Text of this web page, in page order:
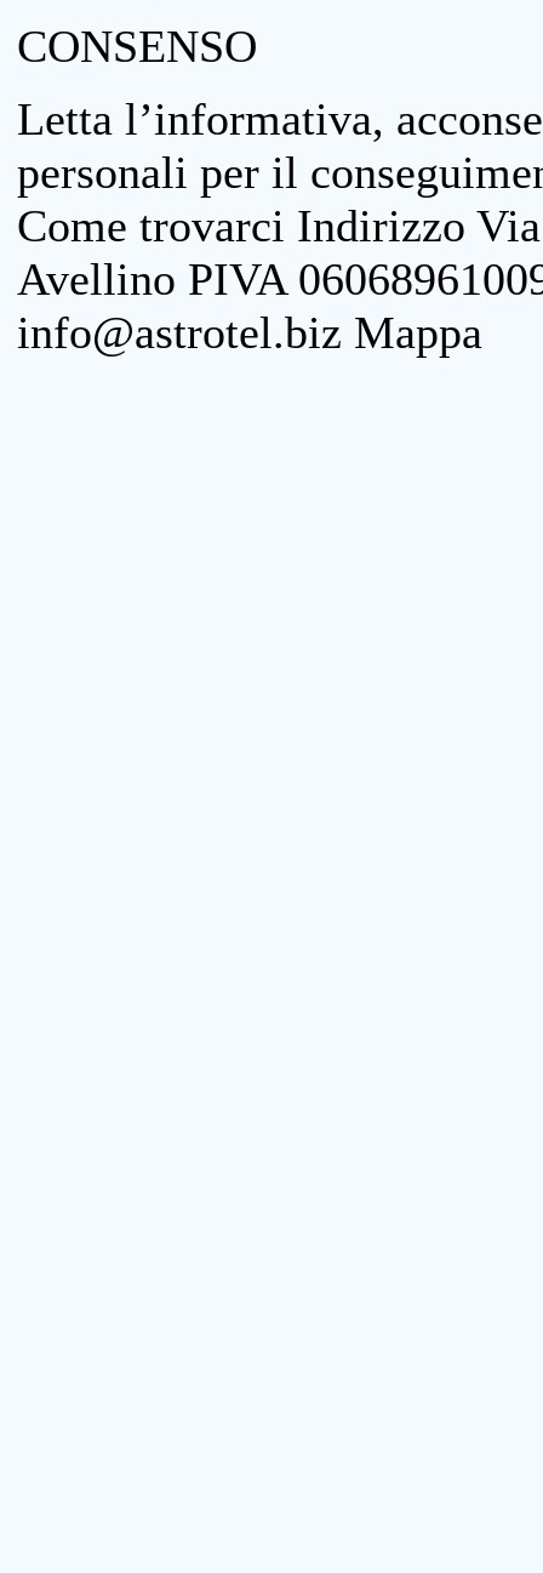
CONSENSO
Letta l’informativa,
personali per il
Come trovarci Indirizzo
Avellino PIVA
info@astrotel.biz Mappa